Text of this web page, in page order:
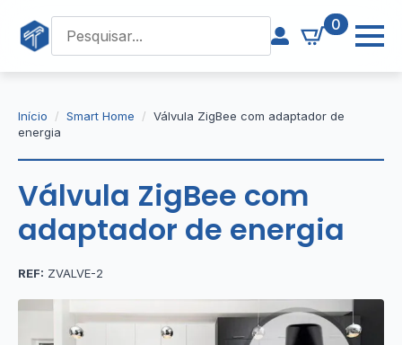
0
Início Smart Home
Válvula ZigBee com adaptador de
energia
Válvula ZigBee com
adaptador de energia
REF: ZVALVE-2